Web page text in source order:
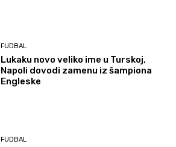
FUDBAL
Lukaku novo veliko ime u Turskoj,
Napoli dovodi zamenu iz šampiona
Engleske
FUDBAL